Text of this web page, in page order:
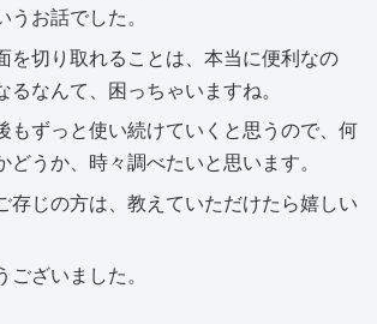
お話でした。
を切り取れることは、本当に便利なの
なんて、困っちゃいますね。
もずっと使い続けていくと思うので、何
うか、時々調べたいと思います。
存じの方は、教えていただけたら嬉しい
ざいました。